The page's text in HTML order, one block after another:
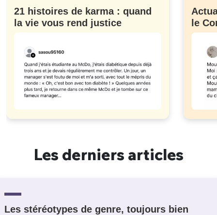
21 histoires de karma : quand
la vie vous rend justice
le
Les derniers articles
Les stéréotypes de genre, toujours bien